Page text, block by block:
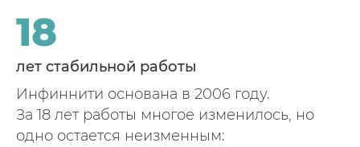
18
лет стабильной работы
Инфиннити основана в 2006 году.
За 18 лет работы многое изменилось, но
одно остается неизменным: